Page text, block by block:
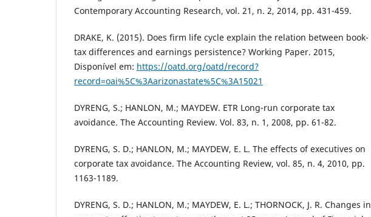
Contemporary Accounting Research, vol. 21, n. 2, 2014, pp. 431-459.
DRAKE, K. (2015). Does firm life cycle explain the relation between book-
tax differences and earnings persistence? Working Paper. 2015,
Disponível em: https://oatd.org/oatd/record?
record=oai%5C%3Aarizonastate%5C%3A15021
DYRENG, S.; HANLON, M.; MAYDEW. ETR Long-run corporate tax
avoidance. The Accounting Review. Vol. 83, n. 1, 2008, pp. 61-82.
DYRENG, S. D.; HANLON, M.; MAYDEW, E. L. The effects of executives on
corporate tax avoidance. The Accounting Review, vol. 85, n. 4, 2010, pp.
1163-1189.
DYRENG, S. D.; HANLON, M.; MAYDEW, E. L.; THORNOCK, J. R. Changes in